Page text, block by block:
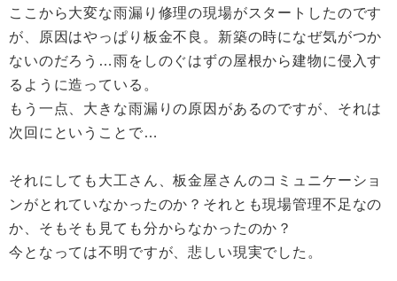
ここから大変な雨漏り修理の現場がスタートしたのです
が、原因はやっぱり板金不良。新築の時になぜ気がつか
ないのだろう…雨をしのぐはずの屋根から建物に侵入す
るように造っている。
もう一点、大きな雨漏りの原因があるのですが、それは
次回にということで…
それにしても大工さん、板金屋さんのコミュニケーショ
ンがとれていなかったのか？それとも現場管理不足なの
か、そもそも見ても分からなかったのか？
今となっては不明ですが、悲しい現実でした。